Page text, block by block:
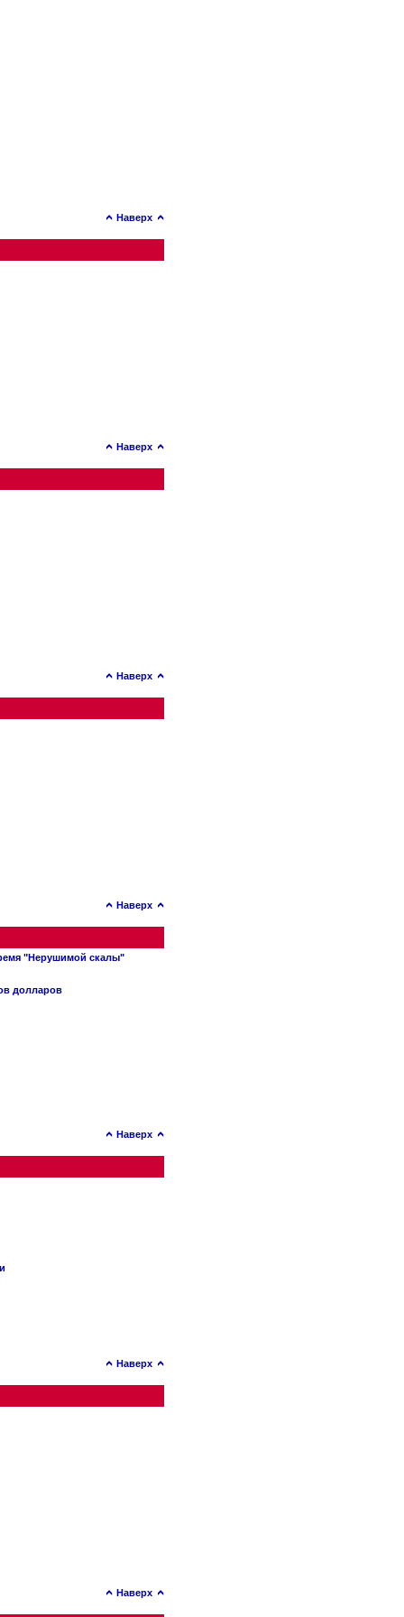
Наверх
Наверх
Наверх
Наверх
"Нерушимой скалы"
долларов
Наверх
Наверх
Наверх